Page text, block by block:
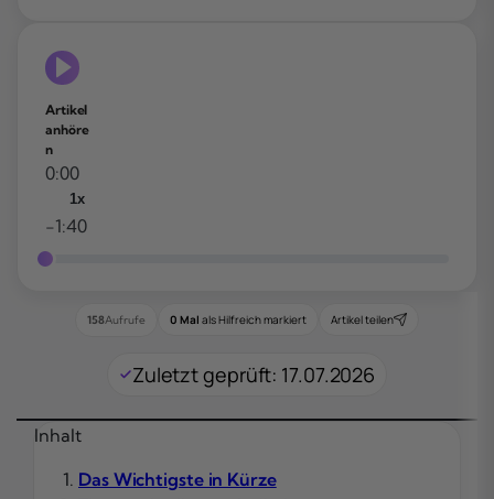
Artikel
anhöre
n
0:00
1x
-1:40
158Aufrufe 0 Mal als Hilfreich markiert Artikel teilen
Zuletzt geprüft: 17.07.2026
Inhalt
Das Wichtigste in Kürze